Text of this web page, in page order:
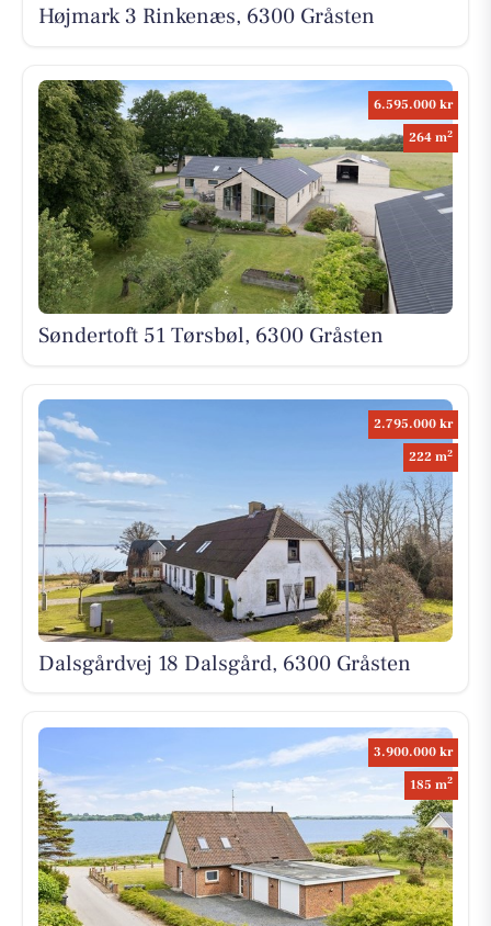
Højmark 3 Rinkenæs, 6300 Gråsten
6.595.000 kr
264 m2
Søndertoft 51 Tørsbøl, 6300 Gråsten
2.795.000 kr
222 m2
Dalsgårdvej 18 Dalsgård, 6300 Gråsten
3.900.000 kr
185 m2